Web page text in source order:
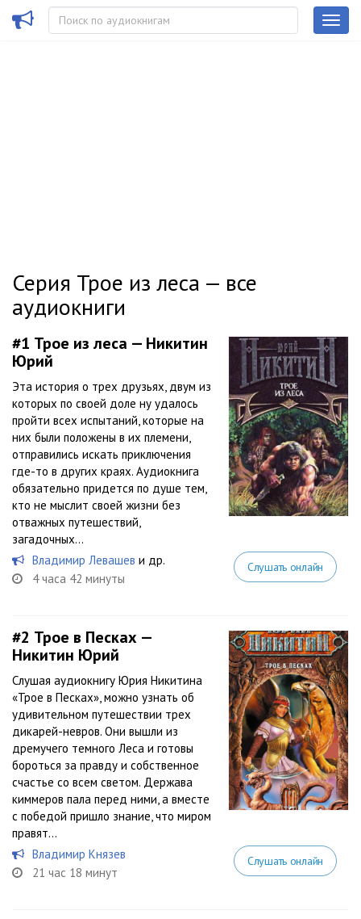
Серия Трое из леса — все
аудиокниги
#1 Трое из леса — Никитин
Юрий
Эта история о трех друзьях, двум из
которых по своей доле ну удалось
пройти всех испытаний, которые на
них были положены в их племени,
отправились искать приключения
где-то в других краях. Аудиокнига
обязательно придется по душе тем,
кто не мыслит своей жизни без
отважных путешествий,
загадочных...
Владимир Левашев и др.
4 часа 42 минуты
Слушать онлайн
#2 Трое в Песках —
Никитин Юрий
Слушая аудиокнигу Юрия Никитина
«Трое в Песках», можно узнать об
удивительном путешествии трех
дикарей-невров. Они вышли из
дремучего темного Леса и готовы
бороться за правду и собственное
счастье со всем светом. Держава
киммеров пала перед ними, а вместе
с победой пришло знание, что миром
правят...
Владимир Князев
21 час 18 минут
Слушать онлайн